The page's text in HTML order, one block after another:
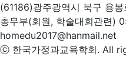
(61186)광주광역시 북구 용
총무부(회원, 학술대회관련
homedu2017@hanmail.net
ⓒ 한국가정과교육학회. All